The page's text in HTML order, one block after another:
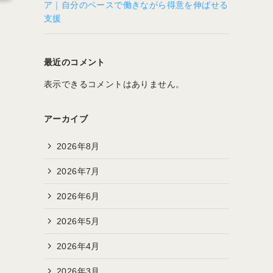
ア｜自分のペースで働きながら得意を伸ばせる
支援
最近のコメント
表示できるコメントはありません。
アーカイブ
2026年8月
2026年7月
2026年6月
2026年5月
2026年4月
2026年3月